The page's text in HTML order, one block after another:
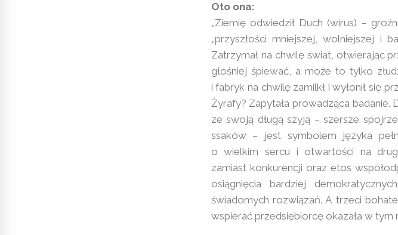
Oto ona:
„Ziemię odwiedził Duch (wirus) –
„przyszłości mniejszej, wolniejszej i
Zatrzymał na chwilę świat, otwierając
głośniej śpiewać, a może to tylko
i fabryk na chwilę zamilkł i wyłonił się
Żyrafy? Zapytała prowadząca badanie.
ze swoją długą szyją – szersze
ssaków – jest symbolem języka
o wielkim sercu i otwartości na
zamiast konkurencji oraz etos
osiągnięcia bardziej
świadomych rozwiązań. A trzeci
wspierać przedsiębiorcę okazała w tym